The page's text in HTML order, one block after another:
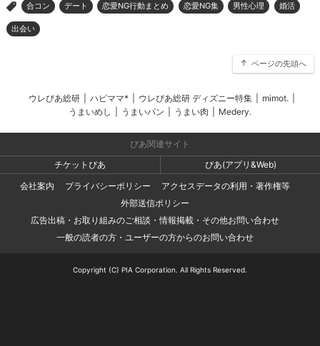
> 合コン デート 恋愛NG行動まとめ 恋愛NG集 男性心理 婚活
出会い
ページの先頭へ
ウレぴあ総研 ハピママ* ウレぴあ総研 ディズニー特集 mimot.
うまいめし
うまいパン うまい肉 Medery.
ぴあ関連サイト
チケットぴあ
ぴあ(アプリ&Web)
会社案内
プライバシーポリシー
アクセスデータの利用・著作権等
外部送信ポリシー
広告出稿・お取り組みのご相談・情報掲載・その他お問い合わせ
一般の読者の方・ユーザーの方からのお問い合わせ
Copyright (C) PIA Corporation. All Rights Reserved.